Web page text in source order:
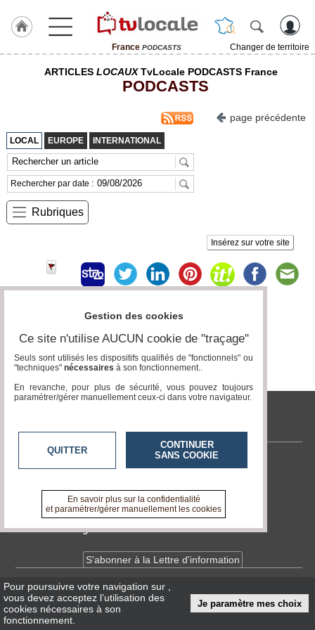
France PODCASTS
Changer de territoire
France
Accueil
RUBRIQUES
Agenda
Blogs
Prémium
Inscription
annuaire
ARTICLES LOCAUXTvLocale PODCASTS France
PODCASTS
page précédente
LOCAL EUROPE INTERNATIONAL
Rechercher par date :
Rubriques
Insérez sur votre site
Page 0 / 0
tvlocale.fr
Contactez-nous
A propos de tvlocale.fr
Devenir délégué
S'abonner à la Lettre d'information
InfosCNIL/RGPD
Conditions Générales d'Utilisation
Pour poursuivre votre navigation sur
vous devez acceptez l’utilisation des
cookies nécessaires à son
fonctionnement.
Je paramètre mes choix
Gestion des cookies
Ce site n'utilise AUCUN cookie de "traçage"
Seuls sont utilisés les dispositifs qualifiés de "fonctionnels" ou
"techniques" nécessaires à son fonctionnement..
En revanche, pour plus de sécurité, vous pouvez toujours
paramétrer/gérer manuellement ceux-ci dans votre navigateur.
QUITTER
CONTINUER
SANS COOKIE
En savoir plus sur la confidentialité
et paramétrer/gérer manuellement les cookies